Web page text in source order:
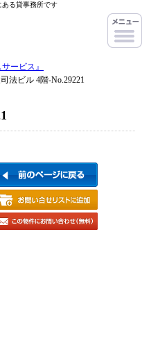
ある貸事務所です
ービス』
法ビル 4階-No.29221